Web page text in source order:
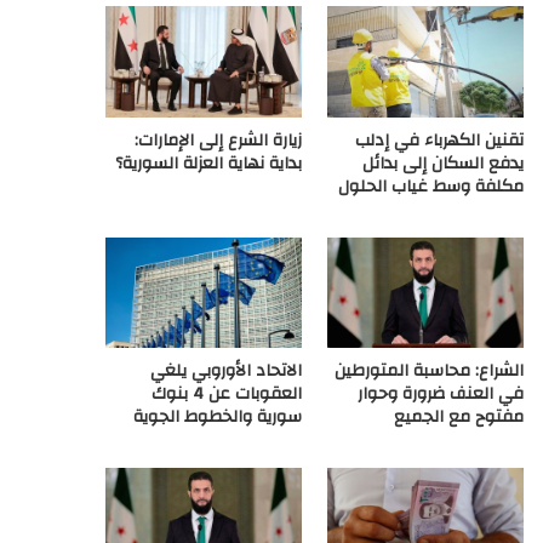
R
S
تقنين الكهرباء في إدلب
يدفع السكان إلى بدائل
مكلفة وسط غياب الحلول
زيارة الشرع إلى الإمارات:
بداية نهاية العزلة السورية؟
الشراع: محاسبة المتورطين
في العنف ضرورة وحوار
مفتوح مع الجميع
الاتحاد الأوروبي يلغي
العقوبات عن 4 بنوك
سورية والخطوط الجوية